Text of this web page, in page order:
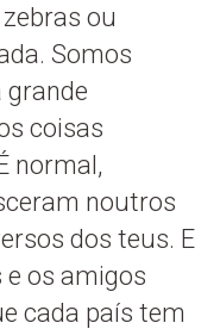
ou
Somos
grande
coisas
normal,
noutros
dos teus. E
e os amigos
cada país tem